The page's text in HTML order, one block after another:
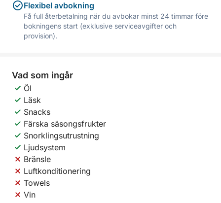
Flexibel avbokning
Få full återbetalning när du avbokar minst 24 timmar före
bokningens start (exklusive serviceavgifter och
provision).
Vad som ingår
Öl
Läsk
Snacks
Färska säsongsfrukter
Snorklingsutrustning
Ljudsystem
Bränsle
Luftkonditionering
Towels
Vin